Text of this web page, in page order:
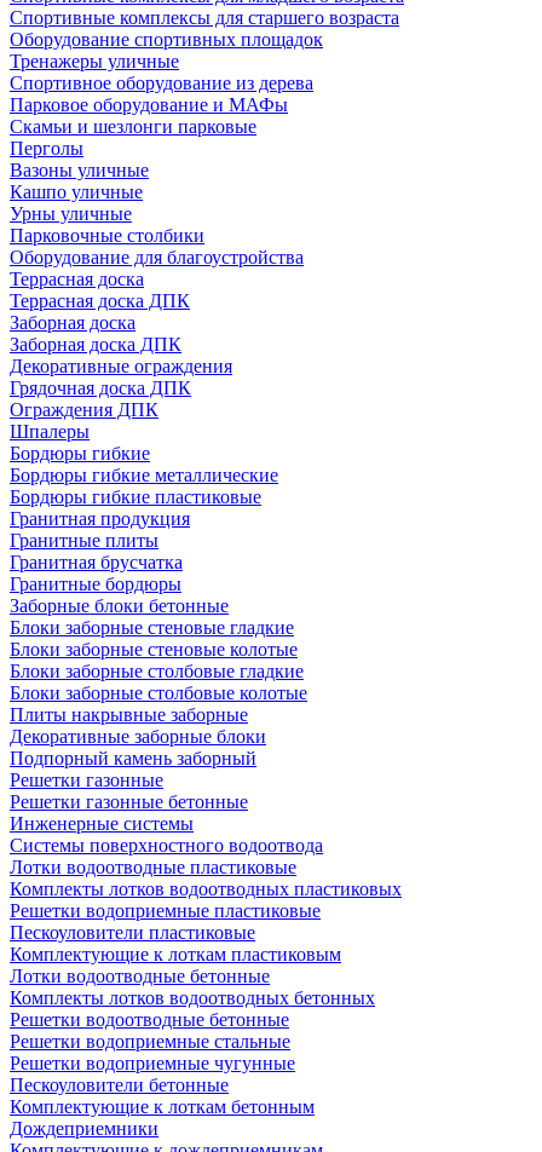
Спортивные комплексы для старшего возраста
Оборудование спортивных площадок
Тренажеры уличные
Спортивное оборудование из дерева
Парковое оборудование и МАФы
Скамьи и шезлонги парковые
Перголы
Вазоны уличные
Кашпо уличные
Урны уличные
Парковочные столбики
Оборудование для благоустройства
Террасная доска
Террасная доска ДПК
Заборная доска
Заборная доска ДПК
Декоративные ограждения
Грядочная доска ДПК
Ограждения ДПК
Шпалеры
Бордюры гибкие
Бордюры гибкие металлические
Бордюры гибкие пластиковые
Гранитная продукция
Гранитные плиты
Гранитная брусчатка
Гранитные бордюры
Заборные блоки бетонные
Блоки заборные стеновые гладкие
Блоки заборные стеновые колотые
Блоки заборные столбовые гладкие
Блоки заборные столбовые колотые
Плиты накрывные заборные
Декоративные заборные блоки
Подпорный камень заборный
Решетки газонные
Решетки газонные бетонные
Инженерные системы
Системы поверхностного водоотвода
Лотки водоотводные пластиковые
Комплекты лотков водоотводных пластиковых
Решетки водоприемные пластиковые
Пескоуловители пластиковые
Комплектующие к лоткам пластиковым
Лотки водоотводные бетонные
Комплекты лотков водоотводных бетонных
Решетки водоотводные бетонные
Решетки водоприемные стальные
Решетки водоприемные чугунные
Пескоуловители бетонные
Комплектующие к лоткам бетонным
Дождеприемники